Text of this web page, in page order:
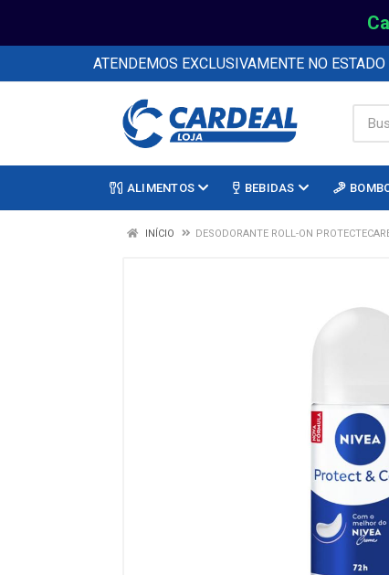
ATENDEMOS EXCLUSIVAMENTE NO
ALIMENTOS BEBIDAS
INÍCIO DESODORANTE ROLL-ON